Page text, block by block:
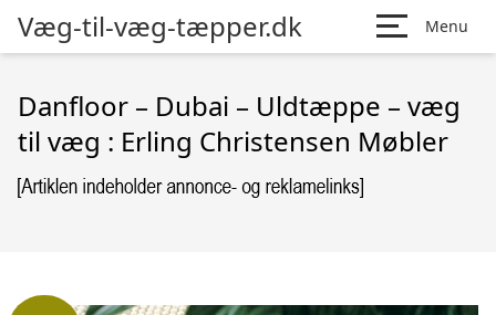
Væg-til-væg-tæpper.dk Menu
Danfloor – Dubai – Uldtæppe – væg
til væg : Erling Christensen Møbler